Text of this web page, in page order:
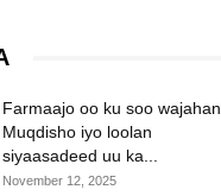
Farmaajo oo ku soo wajahan
Muqdisho iyo loolan
siyaasadeed uu ka...
November 12, 2025